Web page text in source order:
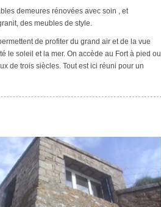
demeures rénovées avec soin , et
des meubles de style.
de profiter du grand air et de la vue
le soleil et la mer. On accède au Fort à pied ou
de trois siècles. Tout est ici réuni pour un